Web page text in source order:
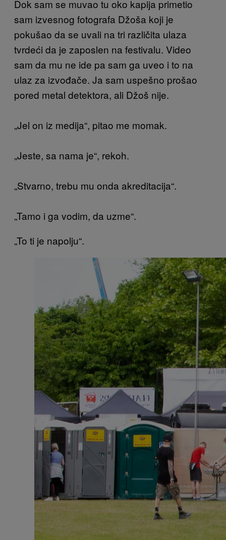
Dok sam se muvao tu oko kapija primetio
sam izvesnog fotografa Džoša koji je
pokušao da se uvali na tri različita ulaza
tvrdeći da je zaposlen na festivalu. Video
sam da mu ne ide pa sam ga uveo i to na
ulaz za izvođače. Ja sam uspešno prošao
pored metal detektora, ali Džoš nije.
„Jel on iz medija“, pitao me momak.
„Jeste, sa nama je“, rekoh.
„Stvarno, trebu mu onda akreditacija“.
„Tamo i ga vodim, da uzme“.
„To ti je napolju“.